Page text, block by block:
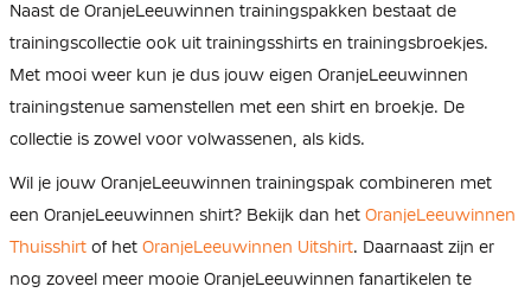
Naast de OranjeLeeuwinnen trainingspakken bestaat de
trainingscollectie ook uit trainingsshirts en trainingsbroekjes.
Met mooi weer kun je dus jouw eigen OranjeLeeuwinnen
trainingstenue samenstellen met een shirt en broekje. De
collectie is zowel voor volwassenen, als kids.
Wil je jouw OranjeLeeuwinnen trainingspak combineren met
een OranjeLeeuwinnen shirt? Bekijk dan het OranjeLeeuwinnen
Thuisshirt of het OranjeLeeuwinnen Uitshirt. Daarnaast zijn er
nog zoveel meer mooie OranjeLeeuwinnen fanartikelen te